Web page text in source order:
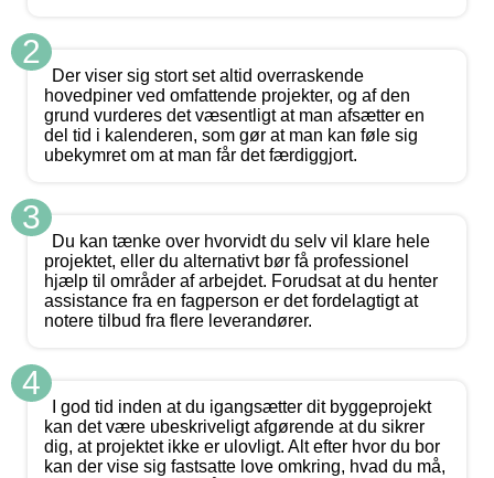
2
Der viser sig stort set altid overraskende
hovedpiner ved omfattende projekter, og af den
grund vurderes det væsentligt at man afsætter en
del tid i kalenderen, som gør at man kan føle sig
ubekymret om at man får det færdiggjort.
3
Du kan tænke over hvorvidt du selv vil klare hele
projektet, eller du alternativt bør få professionel
hjælp til områder af arbejdet. Forudsat at du henter
assistance fra en fagperson er det fordelagtigt at
notere tilbud fra flere leverandører.
4
I god tid inden at du igangsætter dit byggeprojekt
kan det være ubeskriveligt afgørende at du sikrer
dig, at projektet ikke er ulovligt. Alt efter hvor du bor
kan der vise sig fastsatte love omkring, hvad du må,